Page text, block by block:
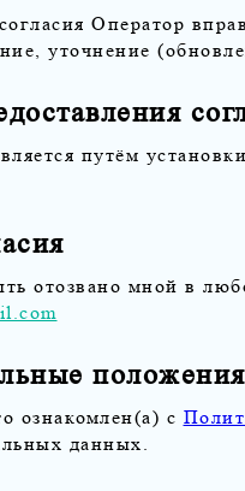
Оператор
уточнение
путём
отозвано мной в
положения
ознакомлен(а) с
данных.